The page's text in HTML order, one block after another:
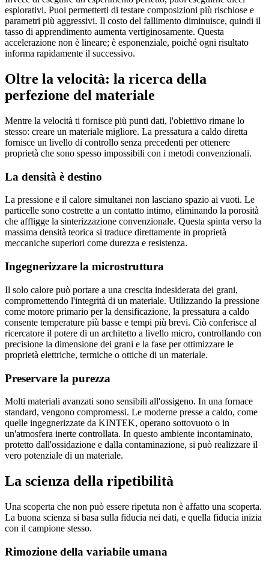
esplorativi. Puoi permetterti di testare composizioni più rischiose e
parametri più aggressivi. Il costo del fallimento diminuisce, quindi il
tasso di apprendimento aumenta vertiginosamente. Questa
accelerazione non è lineare; è esponenziale, poiché ogni risultato
informa rapidamente il successivo.
Oltre la velocità: la ricerca della
perfezione del materiale
Mentre la velocità ti fornisce più punti dati, l'obiettivo rimane lo
stesso: creare un materiale migliore. La pressatura a caldo diretta
fornisce un livello di controllo senza precedenti per ottenere
proprietà che sono spesso impossibili con i metodi convenzionali.
La densità è destino
La pressione e il calore simultanei non lasciano spazio ai vuoti. Le
particelle sono costrette a un contatto intimo, eliminando la porosità
che affligge la sinterizzazione convenzionale. Questa spinta verso la
massima densità teorica si traduce direttamente in proprietà
meccaniche superiori come durezza e resistenza.
Ingegnerizzare la microstruttura
Il solo calore può portare a una crescita indesiderata dei grani,
compromettendo l'integrità di un materiale. Utilizzando la pressione
come motore primario per la densificazione, la pressatura a caldo
consente temperature più basse e tempi più brevi. Ciò conferisce al
ricercatore il potere di un architetto a livello micro, controllando con
precisione la dimensione dei grani e la fase per ottimizzare le
proprietà elettriche, termiche o ottiche di un materiale.
Preservare la purezza
Molti materiali avanzati sono sensibili all'ossigeno. In una fornace
standard, vengono compromessi. Le moderne presse a caldo, come
quelle ingegnerizzate da KINTEK, operano sottovuoto o in
un'atmosfera inerte controllata. In questo ambiente incontaminato,
protetto dall'ossidazione e dalla contaminazione, si può realizzare il
vero potenziale di un materiale.
La scienza della ripetibilità
Una scoperta che non può essere ripetuta non è affatto una scoperta.
La buona scienza si basa sulla fiducia nei dati, e quella fiducia inizia
con il campione stesso.
Rimozione della variabile umana